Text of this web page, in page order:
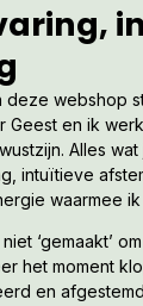
webshop
Geest en ik
Alles
intuïtieve
waarmee
‘gemaakt’
het moment
en